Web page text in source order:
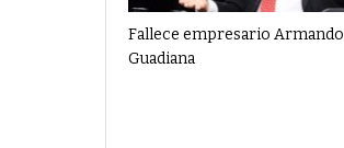
Fallece empresario Armando
Guadiana